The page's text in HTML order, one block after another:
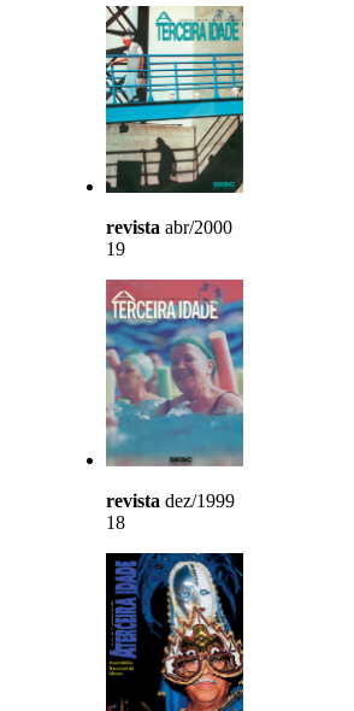
revista abr/2000
19
revista dez/1999
18